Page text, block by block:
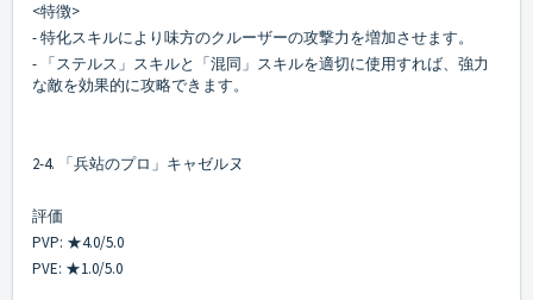
<特徴>
- 特化スキルにより味方のクルーザーの攻撃力を増加させます。
- 「ステルス」スキルと「混同」スキルを適切に使用すれば、強力
な敵を効果的に攻略できます。
2-4. 「兵站のプロ」キャゼルヌ
評価
PVP: ★4.0/5.0
PVE: ★1.0/5.0